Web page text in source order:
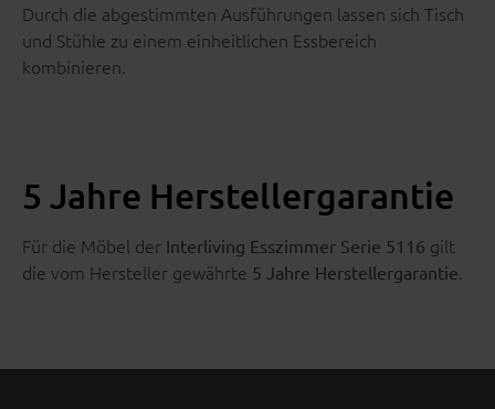
Durch die abgestimmten Ausführungen lassen sich Tisch
und Stühle zu einem einheitlichen Essbereich
kombinieren.
5 Jahre Herstellergarantie
Für die Möbel der Interliving Esszimmer Serie 5116 gilt
die vom Hersteller gewährte 5 Jahre Herstellergarantie.